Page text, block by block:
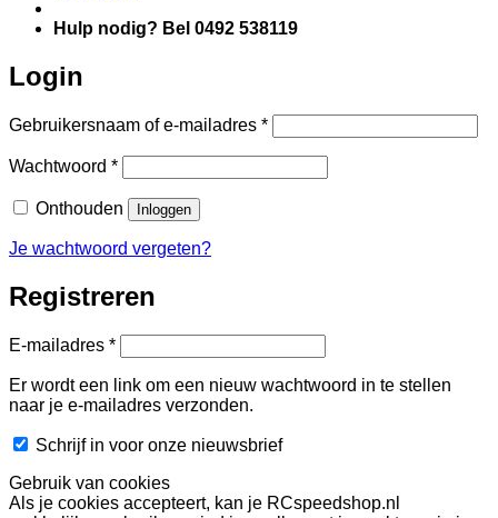
Hulp nodig? Bel 0492 538119
Login
Gebruikersnaam of e-mailadres *Vereist
Wachtwoord *Vereist
Onthouden Inloggen
Je wachtwoord vergeten?
Registreren
E-mailadres *Vereist
Er wordt een link om een nieuw wachtwoord in te stellen
naar je e-mailadres verzonden.
Schrijf in voor onze nieuwsbrief
Gebruik van cookies
Als je cookies accepteert, kan je RCspeedshop.nl